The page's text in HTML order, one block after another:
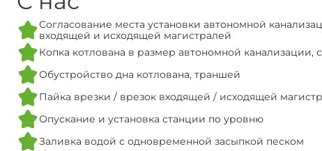
Согласование места установки автономной
входящей и исходящей магистралей
Копка котлована в размер автономной канализации,
Обустройство дна котлована, траншей
Пайка врезки / врезок входящей / исходящей
Опускание и установка станции по уровню
Заливка водой с одновременной засыпкой песком